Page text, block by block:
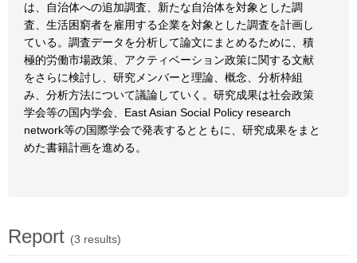
は、自治体への追加調査、新たな自治体を対象とした調
査、生活困窮者を雇用する企業を対象とした調査を計画し
ている。調査データを分析して論文にまとめるために、積
極的労働市場政策、アクティベーション政策に関する文献
をさらに検討し、研究メンバーと理論、概念、分析枠組
み、分析方法について議論していく。研究成果は社会政策
学会等の国内学会、East Asian Social Policy research
network等の国際学会で発表するとともに、研究成果をまと
めた書籍計画を進める。
Report (3 results)